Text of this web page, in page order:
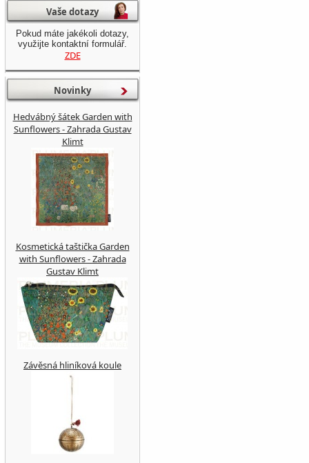
Vaše dotazy
Pokud máte jakékoli dotazy,
využijte kontaktní formulář.
ZDE
Novinky
Hedvábný šátek Garden with
Sunflowers - Zahrada Gustav
Klimt
Kosmetická taštička Garden
with Sunflowers - Zahrada
Gustav Klimt
Závěsná hliníková koule